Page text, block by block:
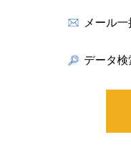
メール
データ検